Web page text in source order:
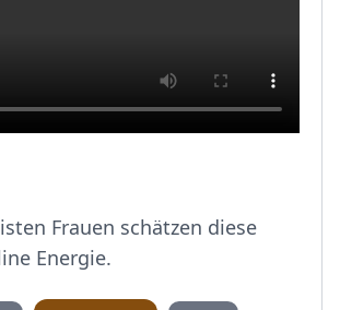
Frauen schätzen diese
Energie.